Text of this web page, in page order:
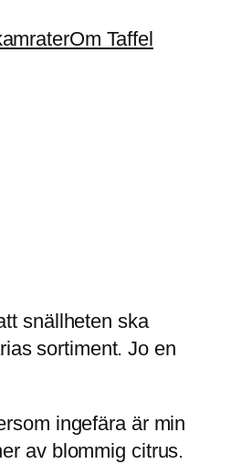
Om Taffel
snällheten ska
sortiment. Jo en
ingefära är min
av blommig citrus.